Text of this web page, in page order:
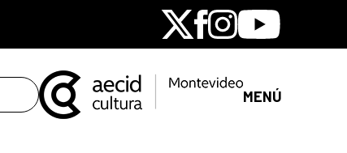
X Facebook
Instagram
Youtube
MENÚ